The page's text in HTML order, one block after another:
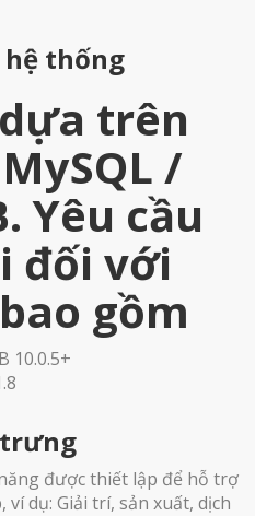
hệ thống
trên
/
Yêu cầu
đối với
gồm
10.0.5+
được thiết lập để hỗ trợ
dụ: Giải trí, sản xuất, dịch